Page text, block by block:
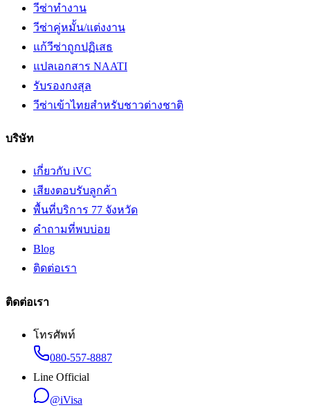
วีซ่าทำงาน
วีซ่าคู่หมั้น/แต่งงาน
แก้วีซ่าถูกปฏิเสธ
แปลเอกสาร NAATI
รับรองกงสุล
วีซ่าเข้าไทยสำหรับชาวต่างชาติ
บริษัท
เกี่ยวกับ iVC
เสียงตอบรับลูกค้า
พื้นที่บริการ 77 จังหวัด
คำถามที่พบบ่อย
Blog
ติดต่อเรา
ติดต่อเรา
โทรศัพท์
080-557-8887
Line Official
@iVisa